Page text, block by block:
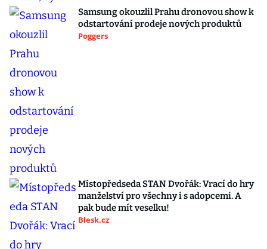
Samsung okouzlil Prahu dronovou show k
odstartování prodeje nových produktů
Poggers
Místopředseda STAN Dvořák: Vrací do hry
manželství pro všechny i s adopcemi. A
pak bude mít veselku!
Blesk.cz